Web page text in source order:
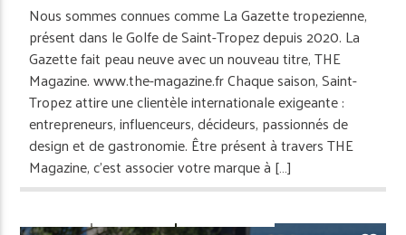
Nous sommes connues comme La Gazette tropezienne,
présent dans le Golfe de Saint-Tropez depuis 2020. La
Gazette fait peau neuve avec un nouveau titre, THE
Magazine. www.the-magazine.fr Chaque saison, Saint-
Tropez attire une clientèle internationale exigeante :
entrepreneurs, influenceurs, décideurs, passionnés de
design et de gastronomie. Être présent à travers THE
Magazine, c’est associer votre marque à […]